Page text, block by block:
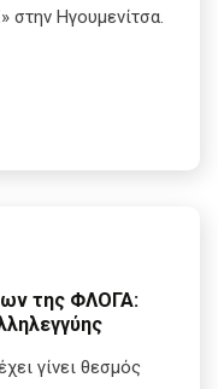
στην Ηγουμενίτσα.
της ΦΛΟΓΑ:
γίνει θεσμός